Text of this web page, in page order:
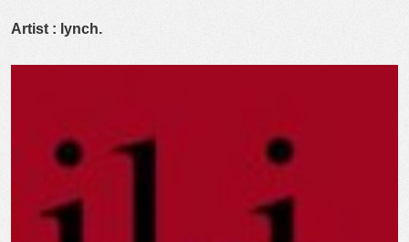
Artist : lynch.